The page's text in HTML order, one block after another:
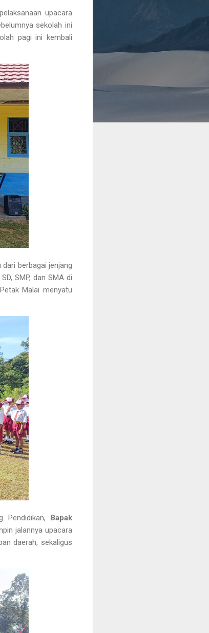
upacara
sekolah ini
pagi ini kembali
berbagai jenjang
SMP, dan SMA di
Malai menyatu
Pendidikan, Bapak
jalannya upacara
daerah, sekaligus